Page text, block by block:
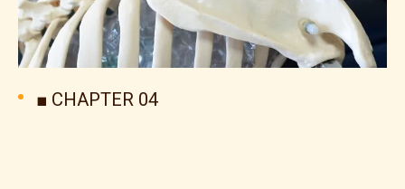
■ CHAPTER 04